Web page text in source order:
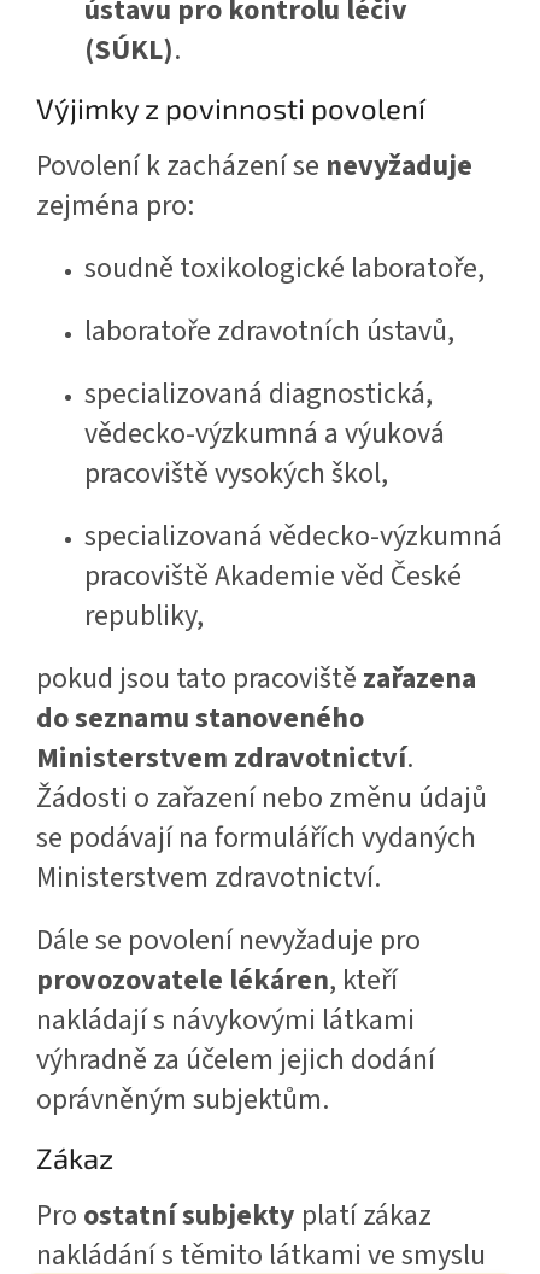
ústavu pro kontrolu léčiv
(SÚKL).
Výjimky z povinnosti povolení
Povolení k zacházení se nevyžaduje
zejména pro:
soudně toxikologické laboratoře,
laboratoře zdravotních ústavů,
specializovaná diagnostická,
vědecko-výzkumná a výuková
pracoviště vysokých škol,
specializovaná vědecko-výzkumná
pracoviště Akademie věd České
republiky,
pokud jsou tato pracoviště zařazena
do seznamu stanoveného
Ministerstvem zdravotnictví.
Žádosti o zařazení nebo změnu údajů
se podávají na formulářích vydaných
Ministerstvem zdravotnictví.
Dále se povolení nevyžaduje pro
provozovatele lékáren, kteří
nakládají s návykovými látkami
výhradně za účelem jejich dodání
oprávněným subjektům.
Zákaz
Pro ostatní subjekty platí zákaz
nakládání s těmito látkami ve smyslu